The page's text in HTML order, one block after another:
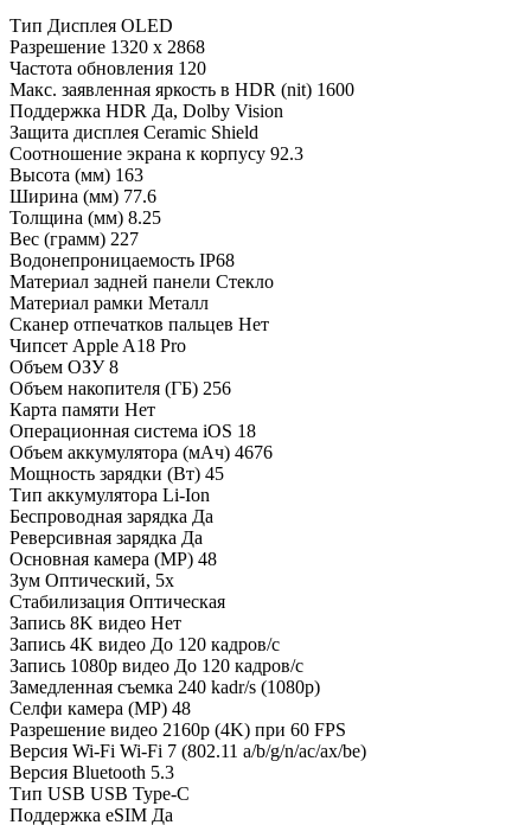
Тип Дисплея OLED
Разрешение 1320 x 2868
Частота обновления 120
Макс. заявленная яркость в HDR (nit) 1600
Поддержка HDR Да, Dolby Vision
Защита дисплея Ceramic Shield
Соотношение экрана к корпусу 92.3
Высота (мм) 163
Ширина (мм) 77.6
Толщина (мм) 8.25
Вес (грамм) 227
Водонепроницаемость IP68
Материал задней панели Стекло
Материал рамки Металл
Сканер отпечатков пальцев Нет
Чипсет Apple A18 Pro
Объем ОЗУ 8
Объем накопителя (ГБ) 256
Карта памяти Нет
Операционная система iOS 18
Объем аккумулятора (мАч) 4676
Мощность зарядки (Вт) 45
Тип аккумулятора Li-Ion
Беспроводная зарядка Да
Реверсивная зарядка Да
Основная камера (MP) 48
Зум Оптический, 5x
Стабилизация Оптическая
Запись 8K видео Нет
Запись 4K видео До 120 кадров/c
Запись 1080p видео До 120 кадров/с
Замедленная съемка 240 kadr/s (1080p)
Селфи камера (MP) 48
Разрешение видео 2160p (4K) при 60 FPS
Версия Wi-Fi Wi-Fi 7 (802.11 a/b/g/n/ac/ax/be)
Версия Bluetooth 5.3
Тип USB USB Type-C
Поддержка eSIM Да